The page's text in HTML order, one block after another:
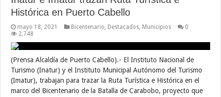
Histórica en Puerto Cabello
mayo 18, 2021 Bicentenario Destacados Municipios
0
2,748
(Prensa Alcaldía de Puerto Cabello).- El Instituto Nacional de
Turismo (Inatur) y el Instituto Municipal Autónomo del Turismo
(Imatur), trabajan para trazar la Ruta Turística e Histórica en el
marco del Bicentenario de la Batalla de Carabobo, proyecto que